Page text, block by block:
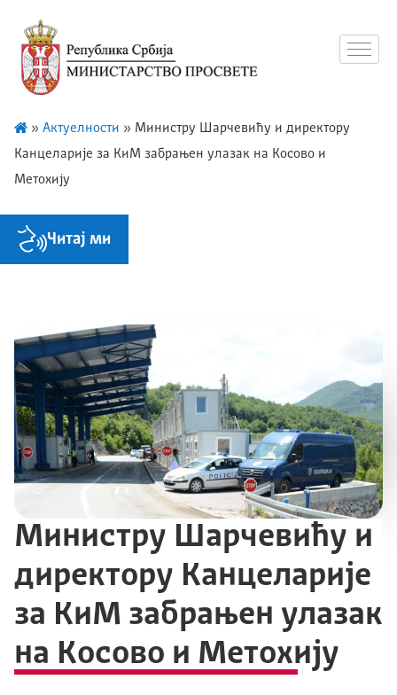
» Актуелности » Министру Шарчевићу и директору
Канцеларије за КиМ забрањен улазак на Косово и
Метохију
Читај ми
Министру Шарчевићу и
директору Канцеларије
за КиМ забрањен улазак
на Косово и Метохију